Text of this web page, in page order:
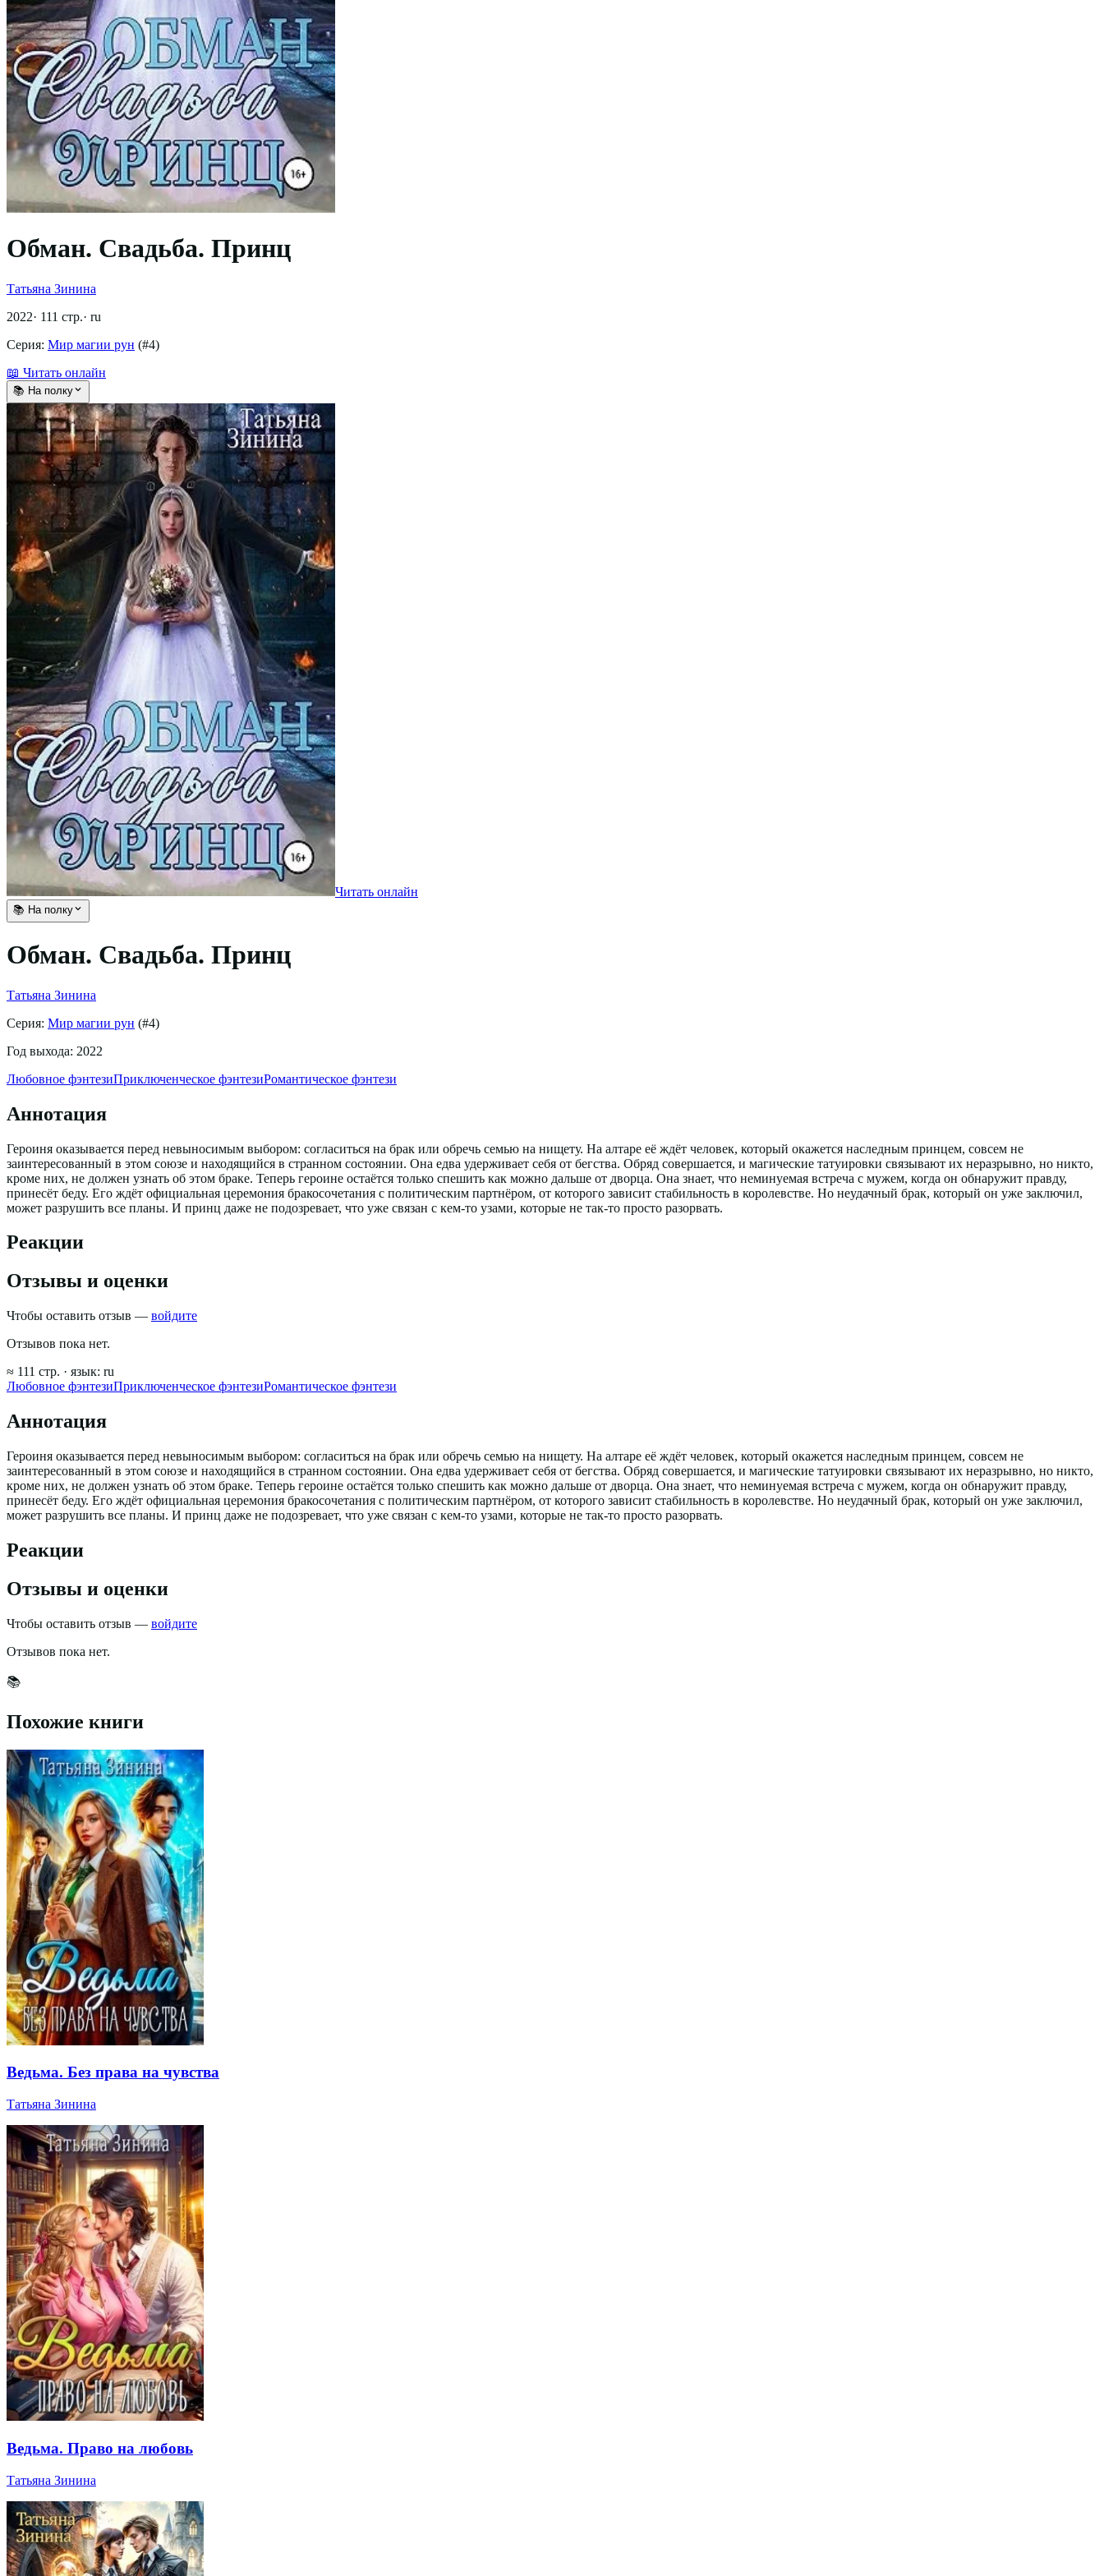
Обман. Свадьба. Принц
Татьяна Зинина
2022· 111 стр.· ru
Серия: Мир магии рун (#4)
📖 Читать онлайн
📚 На полку
Читать онлайн
📚 На полку
Обман. Свадьба. Принц
Татьяна Зинина
Серия: Мир магии рун (#4)
Год выхода: 2022
Любовное фэнтезиПриключенческое фэнтезиРомантическое фэнтези
Аннотация
Героиня оказывается перед невыносимым выбором: согласиться на брак или обречь семью на нищету. На алтаре её ждёт человек, который окажется наследным принцем, совсем не
заинтересованный в этом союзе и находящийся в странном состоянии. Она едва удерживает себя от бегства. Обряд совершается, и магические татуировки связывают их неразрывно, но никто,
кроме них, не должен узнать об этом браке. Теперь героине остаётся только спешить как можно дальше от дворца. Она знает, что неминуемая встреча с мужем, когда он обнаружит правду,
принесёт беду. Его ждёт официальная церемония бракосочетания с политическим партнёром, от которого зависит стабильность в королевстве. Но неудачный брак, который он уже заключил,
может разрушить все планы. И принц даже не подозревает, что уже связан с кем-то узами, которые не так-то просто разорвать.
Реакции
Отзывы и оценки
Чтобы оставить отзыв — войдите
Отзывов пока нет.
≈ 111 стр. · язык: ru
Любовное фэнтезиПриключенческое фэнтезиРомантическое фэнтези
Аннотация
Героиня оказывается перед невыносимым выбором: согласиться на брак или обречь семью на нищету. На алтаре её ждёт человек, который окажется наследным принцем, совсем не
заинтересованный в этом союзе и находящийся в странном состоянии. Она едва удерживает себя от бегства. Обряд совершается, и магические татуировки связывают их неразрывно, но никто,
кроме них, не должен узнать об этом браке. Теперь героине остаётся только спешить как можно дальше от дворца. Она знает, что неминуемая встреча с мужем, когда он обнаружит правду,
принесёт беду. Его ждёт официальная церемония бракосочетания с политическим партнёром, от которого зависит стабильность в королевстве. Но неудачный брак, который он уже заключил,
может разрушить все планы. И принц даже не подозревает, что уже связан с кем-то узами, которые не так-то просто разорвать.
Реакции
Отзывы и оценки
Чтобы оставить отзыв — войдите
Отзывов пока нет.
📚
Похожие книги
Ведьма. Без права на чувства
Татьяна Зинина
Ведьма. Право на любовь
Татьяна Зинина